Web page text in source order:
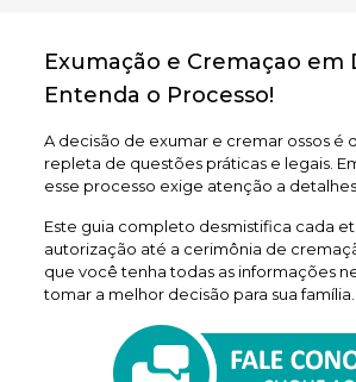
Exumação e Cremaçao em
Entenda o Processo!
A decisão de exumar e cremar ossos é
repleta de questões práticas e legais. Em
esse processo exige atenção a
Este guia completo desmistifica cada
autorização até a cerimônia de
que você tenha todas as informações
tomar a melhor decisão para sua família.